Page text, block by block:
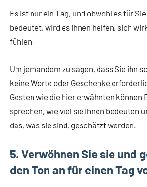
Es ist nur ein Tag, und obwohl es für
bedeutet, wird es ihnen helfen, sich
fühlen.
Um jemandem zu sagen, dass Sie ihn
keine Worte oder Geschenke
Gesten wie die hier erwähnten können
sprechen, wie viel sie Ihnen bedeuten
das, was sie sind, geschätzt werden.
5. Verwöhnen Sie sie und
den Ton an für einen Tag